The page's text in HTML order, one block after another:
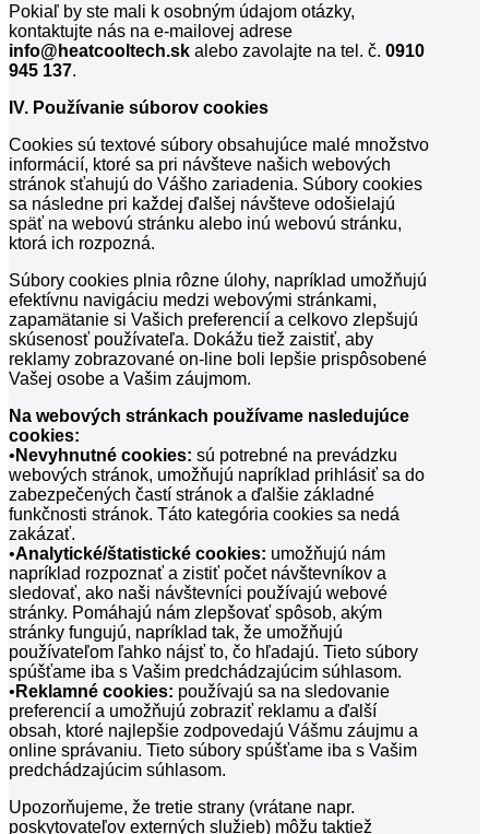
Pokiaľ by ste mali k osobným údajom otázky,
kontaktujte nás na e-mailovej adrese
info@heatcooltech.sk alebo zavolajte na tel. č. 0910
945 137.
IV. Používanie súborov cookies
Cookies sú textové súbory obsahujúce malé množstvo
informácií, ktoré sa pri návšteve našich webových
stránok sťahujú do Vášho zariadenia. Súbory cookies
sa následne pri každej ďalšej návšteve odošielajú
späť na webovú stránku alebo inú webovú stránku,
ktorá ich rozpozná.
Súbory cookies plnia rôzne úlohy, napríklad umožňujú
efektívnu navigáciu medzi webovými stránkami,
zapamätanie si Vašich preferencií a celkovo zlepšujú
skúsenosť používateľa. Dokážu tiež zaistiť, aby
reklamy zobrazované on-line boli lepšie prispôsobené
Vašej osobe a Vašim záujmom.
Na webových stránkach používame nasledujúce
cookies:
• Nevyhnutné cookies: sú potrebné na prevádzku
webových stránok, umožňujú napríklad prihlásiť sa do
zabezpečených častí stránok a ďalšie základné
funkčnosti stránok. Táto kategória cookies sa nedá
zakázať.
•Analytické/štatistické cookies: umožňujú nám
napríklad rozpoznať a zistiť počet návštevníkov a
sledovať, ako naši návštevníci používajú webové
stránky. Pomáhajú nám zlepšovať spôsob, akým
stránky fungujú, napríklad tak, že umožňujú
používateľom ľahko nájsť to, čo hľadajú. Tieto súbory
spúšťame iba s Vašim predchádzajúcim súhlasom.
• Reklamné cookies: používajú sa na sledovanie
preferencií a umožňujú zobraziť reklamu a ďalší
obsah, ktoré najlepšie zodpovedajú Vášmu záujmu a
online správaniu. Tieto súbory spúšťame iba s Vašim
predchádzajúcim súhlasom.
Upozorňujeme, že tretie strany (vrátane napr.
poskytovateľov externých služieb) môžu taktiež